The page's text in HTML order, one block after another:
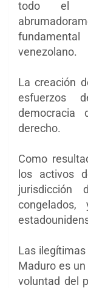
todo el
venezolano.
La creación
esfuerzos
derecho.
Como
los activos
jurisdicción
Las
Maduro es
voluntad del